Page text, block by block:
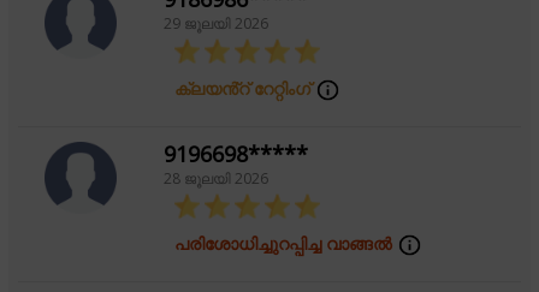
29 ജൂലയി 2026
ക്ലയൻ്റ് റേറ്റിംഗ്
9196698*****
28 ജൂലയി 2026
പരിശോധിച്ചുറപ്പിച്ച വാങ്ങൽ